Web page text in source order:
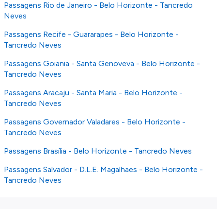
Passagens Rio de Janeiro - Belo Horizonte - Tancredo
Neves
Passagens Recife - Guararapes - Belo Horizonte -
Tancredo Neves
Passagens Goiania - Santa Genoveva - Belo Horizonte -
Tancredo Neves
Passagens Aracaju - Santa Maria - Belo Horizonte -
Tancredo Neves
Passagens Governador Valadares - Belo Horizonte -
Tancredo Neves
Passagens Brasília - Belo Horizonte - Tancredo Neves
Passagens Salvador - D.L.E. Magalhaes - Belo Horizonte -
Tancredo Neves